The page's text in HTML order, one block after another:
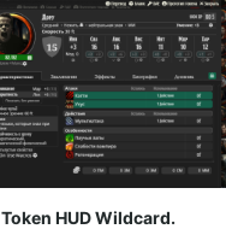
Token HUD Wildcard.